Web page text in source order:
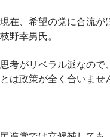
現在、希望の党に合流が
枝野幸男氏。
思考がリベラル派なので
とは政策が全く合いませ